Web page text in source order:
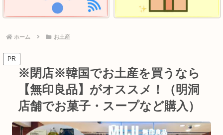
ホーム お土産
PR
※閉店※韓国でお土産を買うなら
【無印良品】がオススメ！（明洞
店舗でお菓子・スープなど購入）